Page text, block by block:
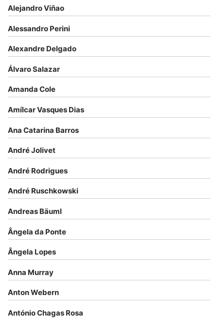
Alejandro Viñao
Alessandro Perini
Alexandre Delgado
Álvaro Salazar
Amanda Cole
Amílcar Vasques Dias
Ana Catarina Barros
André Jolivet
André Rodrigues
André Ruschkowski
Andreas Bäuml
Ângela da Ponte
Ângela Lopes
Anna Murray
Anton Webern
António Chagas Rosa